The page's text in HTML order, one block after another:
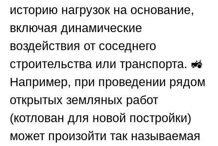
историю нагрузок на основание,
включая динамические
воздействия от соседнего
строительства или транспорта. 🚜
Например, при проведении рядом
открытых земляных работ
(котлован для новой постройки)
может произойти так называемая